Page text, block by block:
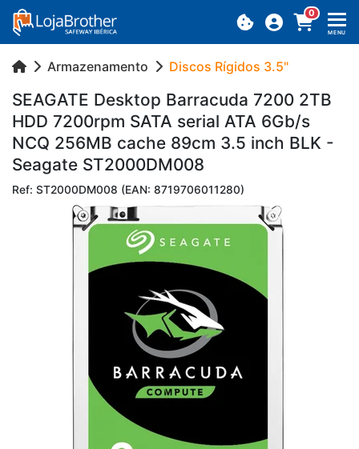
0
MENU
Armazenamento Discos Rígidos 3.5"
SE­A­GATE Desktop Bar­ra­cuda 7200 2TB
HDD 7200rpm SATA se­rial ATA 6Gb/s
NCQ 256MB cache 89cm 3.5 inch BLK -
Se­a­gate ST2000DM008
Ref: ST2000DM008 (EAN: 8719706011280)